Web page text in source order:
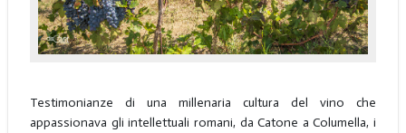
Testimonianze di una millenaria cultura del vino che
appassionava gli intellettuali romani, da Catone a Columella, i